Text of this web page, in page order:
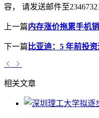
容， 请发送邮件至
上一篇内存涨价拖累手机
下一篇 比亚迪：5 年前投
相关文章